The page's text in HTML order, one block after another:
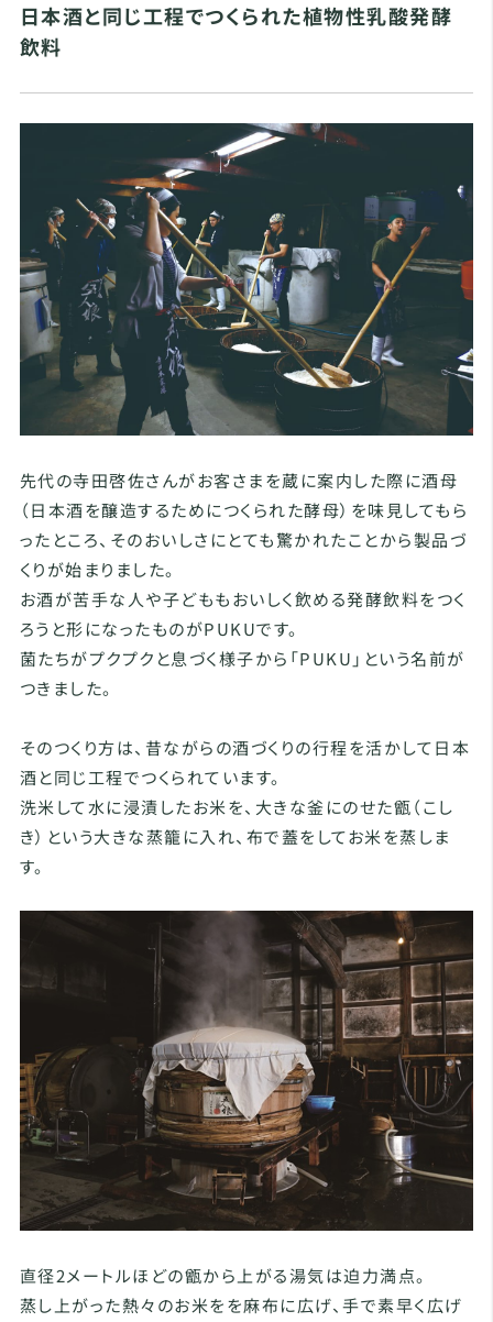
日本酒と同じ工程でつくられた植物性乳酸発酵
飲料
先代の寺田啓佐さんがお客さまを蔵に案内した際に酒母
（日本酒を醸造するためにつくられた酵母）を味見してもら
ったところ、そのおいしさにとても驚かれたことから製品づ
くりが始まりました。
お酒が苦手な人や子どももおいしく飲める発酵飲料をつく
ろうと形になったものがPUKUです。
菌たちがプクプクと息づく様子から「PUKU」という名前が
つきました。
そのつくり方は、昔ながらの酒づくりの行程を活かして日本
酒と同じ工程でつくられています。
洗米して水に浸漬したお米を、大きな釜にのせた甑（こし
き）という大きな蒸籠に入れ、布で蓋をしてお米を蒸しま
す。
直径2メートルほどの甑から上がる湯気は迫力満点。
蒸し上がった熱々のお米をを麻布に広げ、手で素早く広げ